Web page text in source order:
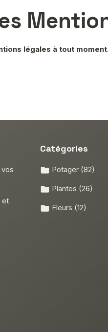
légales à tout moment
et
Catégories
Potager (82)
Plantes (26)
Fleurs (12)